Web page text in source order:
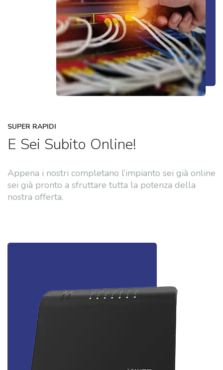
SUPER RAPIDI
E Sei Subito Online!
Appena i nostri completano l’impianto sei già online
sei già pronto a sfruttare tutta la potenza della
nostra offerta.